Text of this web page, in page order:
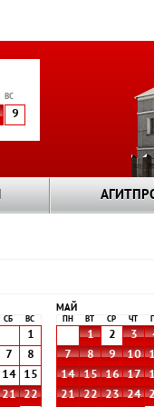
ВС
9
СБ ВС
1
7
8
14
15
21
22
МАЙ
ПН ВТ СР ЧТ
1 2 3
7
8 9 10
14
15 16 17
21
22 23 24